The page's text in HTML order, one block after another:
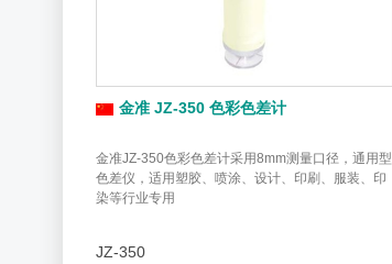
金准 JZ-350 色彩色差计
金准JZ-350色彩色差计采用8mm测量口径，通用型
色差仪，适用塑胶、喷涂、设计、印刷、服装、印
染等行业专用
JZ-350